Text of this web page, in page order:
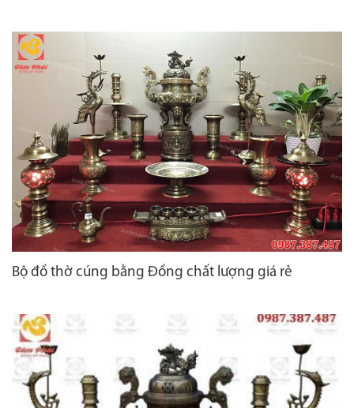
Bộ đồ thờ cúng bằng Đồng chất lượng giá rẻ